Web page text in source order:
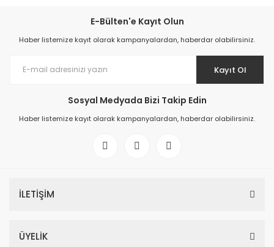
E-Bülten'e Kayıt Olun
Haber listemize kayıt olarak kampanyalardan, haberdar olabilirsiniz.
Kayıt Ol
Sosyal Medyada Bizi Takip Edin
Haber listemize kayıt olarak kampanyalardan, haberdar olabilirsiniz.
İLETİŞİM
ÜYELİK